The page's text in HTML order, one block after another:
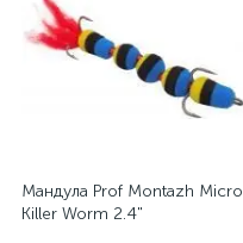
Мандула Prof Montazh Micro
Killer Worm 2.4"